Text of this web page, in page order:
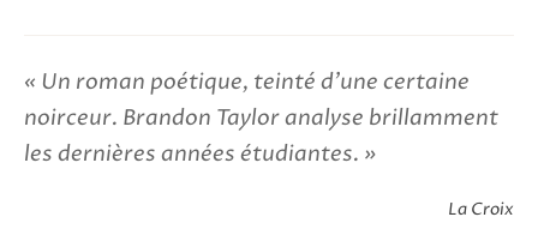
Un roman poétique, teinté d'une certaine
noirceur. Brandon Taylor analyse brillamment
les dernières années étudiantes.
La Croix